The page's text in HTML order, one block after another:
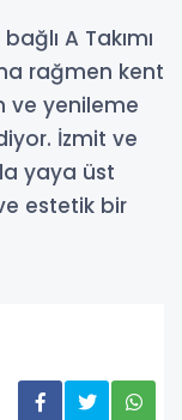
A Takımı
rağmen kent
ve yenileme
İzmit ve
yaya üst
estetik bir